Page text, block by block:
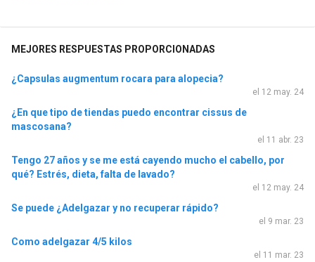
MEJORES RESPUESTAS PROPORCIONADAS
¿Capsulas augmentum rocara para alopecia?
el 12 may. 24
¿En que tipo de tiendas puedo encontrar cissus de
mascosana?
el 11 abr. 23
Tengo 27 años y se me está cayendo mucho el cabello, por
qué? Estrés, dieta, falta de lavado?
el 12 may. 24
Se puede ¿Adelgazar y no recuperar rápido?
el 9 mar. 23
Como adelgazar 4/5 kilos
el 11 mar. 23